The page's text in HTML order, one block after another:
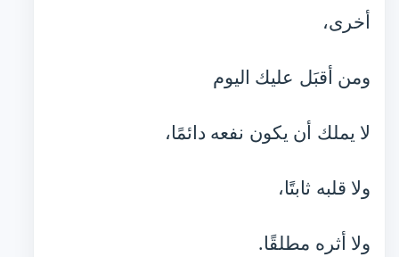
أخرى،
ومن أقبَل عليك اليوم
لا يملك أن يكون نفعه دائمًا،
ولا قلبه ثابتًا،
ولا أثره مطلقًا.